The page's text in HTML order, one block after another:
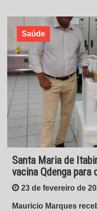
Saúde
Santa Maria de
vacina Qdenga para
23 de fevereiro de
Mauricio Marques